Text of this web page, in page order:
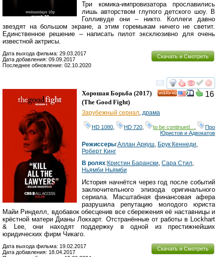
Три комика-импровизатора прославились
лишь авторством глупого детского шоу. В
Голливуде они – никто. Коллеги давно
звездят на большом экране, а этим горемыкам ничего не светит.
Единственное решение – написать пилот эксклюзивно для очень
известной актрисы.
Скачать и Смотреть
Дата выхода фильма: 29.03.2017
Дата добавления: 09.09.2017
Последнее обновление: 02.10.2020
смотреть
16
Хорошая Борьба (2017)
(The Good Fight)
Зарубежный сериал, драма
HD 1080 HD 720 to be continued...
Про
Юристов и Адвокатов
Режиссеры:Аллан Аркуш, Брук Кеннеди,
Роберт Кинг
В ролях:Кристин Барански, Сара Стил,
Ньямби Ньямби
История начнётся через год после событий
заключительного эпизода оригинального
сериала. Масштабная финансовая афера
разрушила репутацию молодого юриста
Майи Ринделл, вдобавок обесценив все сбережения её наставницы и
крёстной матери Дианы Локхарт. Отстранённые от работы в Lockhart
& Lee, они находят поддержку в одной из престижнейших
юридических фирм Чикаго.
Скачать и Смотреть
Дата выхода фильма: 19.02.2017
Дата добавления: 18.04.2017